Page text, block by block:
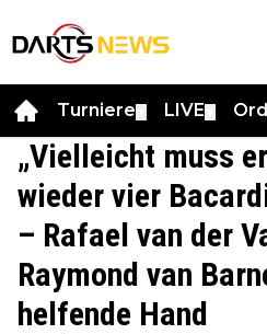
Turniere LIVE
„Vielleicht muss
wieder vier
– Rafael van der
Raymond van
helfende Hand